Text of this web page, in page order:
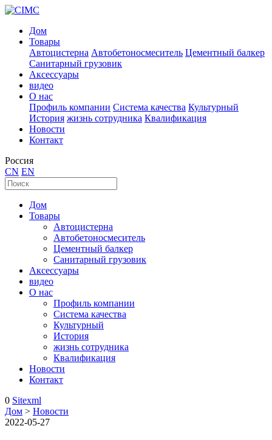
Дом
Товары
Автоцистерна Автобетоносмеситель Цементный балкер
Санитарный грузовик
Аксессуары
видео
О нас
Профиль компании Система качества Культурный
История жизнь сотрудника Квалификация
Новости
Контакт
Россия
CN EN
Дом
Товары
Автоцистерна
Автобетоносмеситель
Цементный балкер
Санитарный грузовик
Аксессуары
видео
О нас
Профиль компании
Система качества
Культурный
История
жизнь сотрудника
Квалификация
Новости
Контакт
0 Sitexml
Дом > Новости
2022-05-27